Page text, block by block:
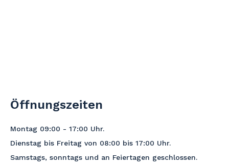
Öffnungszeiten
Montag 09:00 - 17:00 Uhr.
Dienstag bis Freitag von 08:00 bis 17:00 Uhr.
Samstags, sonntags und an Feiertagen geschlossen.